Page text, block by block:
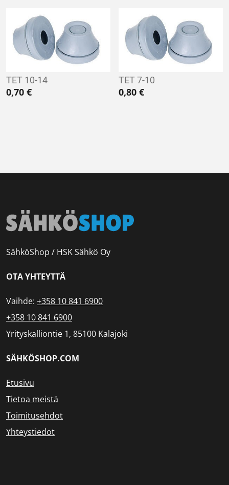
TET 10-14
0,70 €
TET 7-10
0,80€
SähköShop / HSK Sähkö Oy
OTA YHTEYTTÄ
Vaihde: +358 10 841 6900
+358 10 841 6900
Yrityskalliontie 1, 85100 Kalajoki
SÄHKÖSHOP.COM
Etusivu
Tietoa meistä
Toimitusehdot
Yhteystiedot